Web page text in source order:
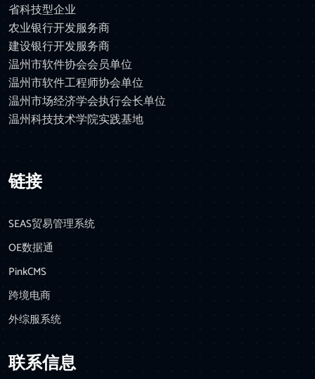
省科技型企业
农业银行开发服务商
建设银行开发服务商
温州市软件协会会员单位
温州市软件工程师协会单位
温州市场经济学会执行会长单位
温州科技技术学院实践基地
链接
SEAS贸易管理系统
OE数据通
PinkCMS
跨境电商
外综服系统
联系信息